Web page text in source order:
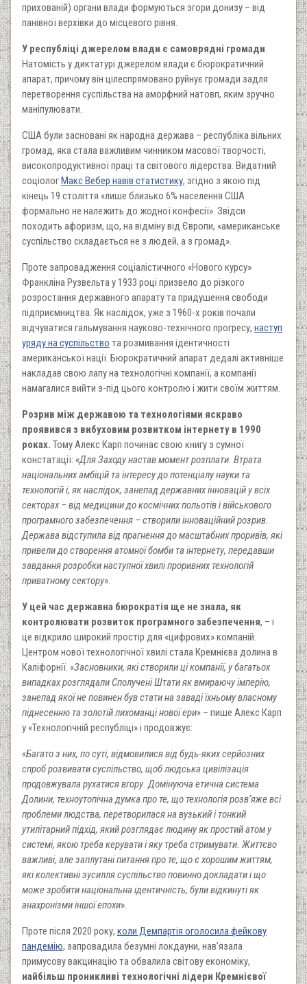
прихованій) органи влади формуються згори донизу – від
панівної верхівки до місцевого рівня.
У республіці джерелом влади є самоврядні громади.
Натомість у диктатурі джерелом влади є бюрократичний
апарат, причому він цілеспрямовано руйнує громади задля
перетворення суспільства на аморфний натовп, яким зручно
маніпулювати.
США були засновані як народна держава – республіка вільних
громад, яка стала важливим чинником масової творчості,
високопродуктивної праці та світового лідерства. Видатний
соціологМакс Вебер навів статистику, згідно з якою під
кінець 19 століття «лише близько 6% населення США
формально не належить до жодної конфесії». Звідси
походить афоризм, що, на відміну від Європи, «американське
суспільство складається не з людей, а з громад».
Проте запровадження соціалістичного «Нового курсу»
Франкліна Рузвельта у 1933 році призвело до різкого
розростання державного апарату та придушення свободи
підприємництва. Як наслідок, уже з 1960-х років почали
відчуватися гальмування науково-технічного прогресу, наступ
уряду на суспільство та розмивання ідентичності
американської нації. Бюрократичний апарат дедалі активніше
накладав свою лапу на технологічні компанії, а компанії
намагалися вийти з-під цього контролю і жити своїм життям.
Розрив між державою та технологіями яскраво
проявився з вибуховим розвитком інтернету в 1990
роках. Тому Алекс Карп починає свою книгу з сумної
констатації: «Для Заходу настав момент розплати. Втрата
національних амбіцій та інтересу до потенціалу науки та
технологій і, як наслідок, занепад державних інновацій у всіх
секторах – від медицини до космічних польотів і військового
програмного забезпечення – створили інноваційний розрив.
Держава відступила від прагнення до масштабних проривів, які
привели до створення атомної бомби та інтернету, передавши
завдання розробки наступної хвилі проривних технологій
приватному сектору».
У цей час державна бюрократія ще не знала, як
контролювати розвиток програмного забезпечення, – і
це відкрило широкий простір для «цифрових» компаній.
Центром нової технологічної хвилі стала Кремнієва долина в
Каліфорнії. «Засновники, які створили ці компанії, у багатьох
випадках розглядали Сполучені Штати як вмираючу імперію,
занепад якої не повинен був стати на заваді їхньому власному
піднесенню та золотій лихоманці нової ери» – пише Алекс Карп
у «Технологічній республіці» і продовжує:
«Багато з них, по суті, відмовилися від будь-яких серйозних
спроб розвивати суспільство, щоб людська цивілізація
продовжувала рухатися вгору. Домінуюча етична система
Долини, техноутопічна думка про те, що технологія розв’яже всі
проблеми людства, перетворилася на вузький і тонкий
утилітарний підхід, який розглядає людину як простий атом у
системі, якою треба керувати і яку треба стримувати. Життєво
важливі, але заплутані питання про те, що є хорошим життям,
які колективні зусилля суспільство повинно докладати і що
може зробити національна ідентичність, були відкинуті як
анахронізми іншої епохи».
Проте після 2020 року, коли Демпартія оголосила фейкову
пандемію, запровадила безумні локдауни, нав’язала
примусову вакцинацію та обвалила світову економіку,
найбільш проникливі технологічні лідери Кремнієвої